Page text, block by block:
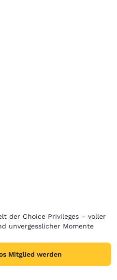
der Choice Privileges – voller
unvergesslicher Momente
Mitglied werden